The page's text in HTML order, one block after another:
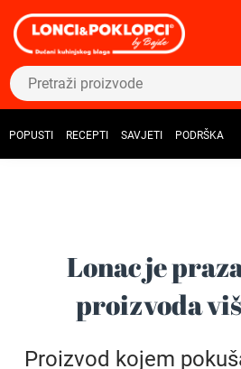
POPUSTI RECEPTI SAVJETI PODRŠKA
Lonac je
proizvoda
Proizvod kojem